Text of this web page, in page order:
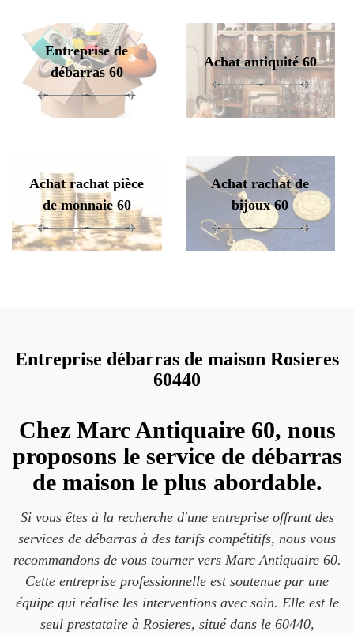
Entreprise de
débarras 60
Achat antiquité 60
Achat rachat pièce
de monnaie 60
Achat rachat de
bijoux 60
Entreprise débarras de maison Rosieres
60440
Chez Marc Antiquaire 60, nous
proposons le service de débarras
de maison le plus abordable.
Si vous êtes à la recherche d'une entreprise offrant des
services de débarras à des tarifs compétitifs, nous vous
recommandons de vous tourner vers Marc Antiquaire 60.
Cette entreprise professionnelle est soutenue par une
équipe qui réalise les interventions avec soin. Elle est le
seul prestataire à Rosieres, situé dans le 60440,